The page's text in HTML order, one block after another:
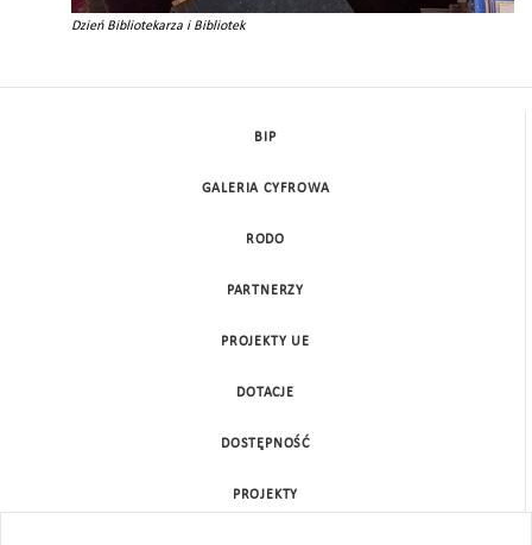
Dzień Bibliotekarza i Bibliotek
BIP
GALERIA CYFROWA
RODO
PARTNERZY
PROJEKTY UE
DOTACJE
DOSTĘPNOŚĆ
PROJEKTY